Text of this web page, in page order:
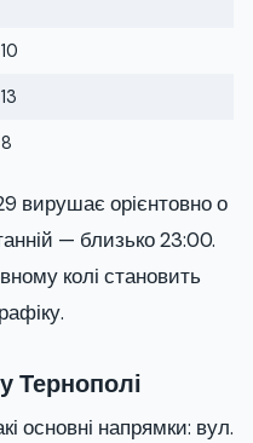
10
13
8
орієнтовно о
— близько 23:00.
колі становить
Тернополі
основні напрямки: вул.